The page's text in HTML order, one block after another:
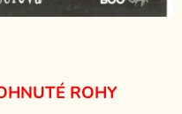
ROHY